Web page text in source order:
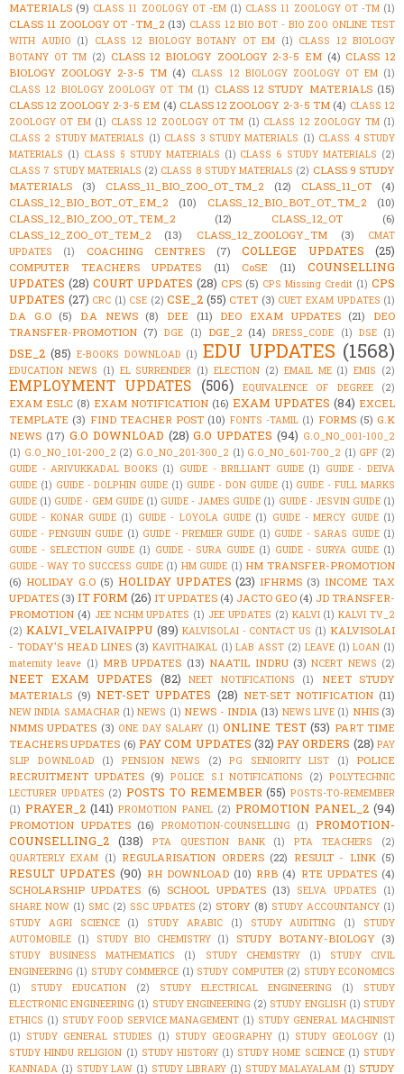
MATERIALS (9) CLASS 11 ZOOLOGY OT -EM (1) CLASS 11 ZOOLOGY OT -TM (1)
CLASS 11 ZOOLOGY OT -TM_2 (13) CLASS 12 BIO BOT - BIO ZOO ONLINE TEST
WITH AUDIO (1) CLASS 12 BIOLOGY BOTANY OT EM (1) CLASS 12 BIOLOGY
BOTANY OT TM (2) CLASS 12 BIOLOGY ZOOLOGY 2-3-5 EM (4) CLASS 12
BIOLOGY ZOOLOGY 2-3-5 TM (4) CLASS 12 BIOLOGY ZOOLOGY OT EM (1)
CLASS 12 BIOLOGY ZOOLOGY OT TM (1) CLASS 12 STUDY MATERIALS (15)
CLASS 12 ZOOLOGY 2-3-5 EM (4) CLASS 12 ZOOLOGY 2-3-5 TM (4) CLASS 12
ZOOLOGY OT EM (1) CLASS 12 ZOOLOGY OT TM (1) CLASS 12 ZOOLOGY TM (1)
CLASS 2 STUDY MATERIALS (1) CLASS 3 STUDY MATERIALS (1) CLASS 4 STUDY
MATERIALS (1) CLASS 5 STUDY MATERIALS (1) CLASS 6 STUDY MATERIALS (2)
CLASS 7 STUDY MATERIALS (2) CLASS 8 STUDY MATERIALS (2) CLASS 9 STUDY
MATERIALS
(3) CLASS_11_BIO_ZOO_OT_TM_2 (12) CLASS_11_OT
(4)
CLASS_12_BIO_BOT_OT_EM_2
(10) CLASS_12_BIO_BOT_OT_TM_2
(10)
CLASS_12_BIO_ZOO_OT_TEM_2
(12) CLASS_12_OT
(6)
CLASS_12_ZOO_OT_TEM_2
(13) CLASS_12_ZOOLOGY_TM (3)
CMAT
UPDATES
(1) COACHING CENTRES (7) COLLEGE UPDATES (25)
COMPUTER TEACHERS UPDATES (11) CoSE (11)
COUNSELLING
UPDATES (28) COURT UPDATES (28) CPS (5) CPS Missing Credit (1) CPS
UPDATES (27) CRC (1) CSE (2) CSE_2 (55) CTET (3) CUET EXAM UPDATES (1)
D.A G.O (5) D.A NEWS (8) DEE (11) DEO EXAM UPDATES (21)
DEO
TRANSFER-PROMOTION (7) DGE (1) DGE_2 (14) DRESS_CODE (1) DSE (1)
DSE_2 (85) E-BOOKS DOWNLOAD (1) EDU UPDATES (1568)
EDUCATION NEWS (1) EL SURRENDER (1) ELECTION (2) EMAIL ME (1) EMIS (2)
EMPLOYMENT UPDATES (506) EQUIVALENCE OF DEGREE (2)
EXAM ESLC (8) EXAM NOTIFICATION (16) EXAM UPDATES (84) EXCEL
TEMPLATE (3) FIND TEACHER POST (10) FONTS -TAMIL (1) FORMS (5) G.K
NEWS (17) G.O DOWNLOAD (28) G.O UPDATES (94) G.O_NO_001-100_2
(1) G.O_NO_101-200_2 (2) G.O_NO_201-300_2 (1) G.O_NO_601-700_2 (1) GPF (2)
GUIDE - ARIVUKKADAL BOOKS (1) GUIDE - BRILLIANT GUIDE (1) GUIDE - DEIVA
GUIDE (1) GUIDE - DOLPHIN GUIDE (1) GUIDE - DON GUIDE (1) GUIDE - FULL MARKS
GUIDE (1) GUIDE - GEM GUIDE (1) GUIDE - JAMES GUIDE (1) GUIDE - JESVIN GUIDE (1)
GUIDE - KONAR GUIDE (1) GUIDE - LOYOLA GUIDE (1) GUIDE - MERCY GUIDE (1)
GUIDE - PENGUIN GUIDE (1) GUIDE - PREMIER GUIDE (1) GUIDE - SARAS GUIDE (1)
GUIDE - SELECTION GUIDE (1) GUIDE - SURA GUIDE (1) GUIDE - SURYA GUIDE (1)
GUIDE - WAY TO SUCCESS GUIDE (1) HM GUIDE (1) HM TRANSFER-PROMOTION
(6) HOLIDAY G.O (5) HOLIDAY UPDATES (23) IFHRMS (3) INCOME TAX
UPDATES (3) IT FORM (26) IT UPDATES (4) JACTO GEO (4) JD TRANSFER-
PROMOTION (4) JEE NCHM UPDATES (1) JEE UPDATES (2) KALVI (1) KALVI TV_2
(2) KALVI_VELAIVAIPPU (89) KALVISOLAI - CONTACT US (1) KALVISOLAI
- TODAY'S HEAD LINES (3) KAVITHAIKAL (1) LAB ASST (2) LEAVE (1) LOAN (1)
maternity leave (1) MRB UPDATES (13) NAATIL INDRU (3) NCERT NEWS (2)
NEET EXAM UPDATES (82) NEET NOTIFICATIONS (1)
NEET STUDY
MATERIALS (9) NET-SET UPDATES (28) NET-SET NOTIFICATION (11)
NEW INDIA SAMACHAR (1) NEWS (1) NEWS - INDIA (13) NEWS LIVE (1) NHIS (3)
NMMS UPDATES (3) ONE DAY SALARY (1) ONLINE TEST (53) PART TIME
TEACHERS UPDATES (6) PAY COM UPDATES (32) PAY ORDERS (28) PAY
SLIP DOWNLOAD
(1) PENSION NEWS (2) PG SENIORITY LIST (1)
POLICE
RECRUITMENT UPDATES (9) POLICE S.I NOTIFICATIONS (2) POLYTECHNIC
LECTURER UPDATES (2) POSTS TO REMEMBER (55) POSTS-TO-REMEMBER
(1) PRAYER_2 (141) PROMOTION PANEL (2) PROMOTION PANEL_2 (94)
PROMOTION UPDATES (16) PROMOTION-COUNSELLING (1)
PROMOTION-
COUNSELLING_2 (138) PTA QUESTION BANK (1) PTA TEACHERS
(2)
QUARTERLY EXAM (1) REGULARISATION ORDERS (22) RESULT - LINK (5)
RESULT UPDATES (90) RH DOWNLOAD (10) RRB (4) RTE UPDATES (4)
SCHOLARSHIP UPDATES (6) SCHOOL UPDATES (13) SELVA UPDATES
(1)
SHARE NOW (1) SMC (2) SSC UPDATES (2) STORY (8) STUDY ACCOUNTANCY (1)
STUDY AGRI SCIENCE
(1) STUDY ARABIC (1) STUDY AUDITING (1)
STUDY
AUTOMOBILE (1) STUDY BIO CHEMISTRY (1) STUDY BOTANY-BIOLOGY (3)
STUDY BUSINESS MATHEMATICS (1) STUDY CHEMISTRY (1)
STUDY CIVIL
ENGINEERING (1) STUDY COMMERCE (1) STUDY COMPUTER (2) STUDY ECONOMICS
(1)
STUDY EDUCATION (2) STUDY ELECTRICAL ENGINEERING (1)
STUDY
ELECTRONIC ENGINEERING (1) STUDY ENGINEERING (2) STUDY ENGLISH (1) STUDY
ETHICS (1) STUDY FOOD SERVICE MANAGEMENT (1) STUDY GENERAL MACHINIST
(1) STUDY GENERAL STUDIES (1) STUDY GEOGRAPHY (1) STUDY GEOLOGY (1)
STUDY HINDU RELIGION (1) STUDY HISTORY (1) STUDY HOME SCIENCE (1) STUDY
KANNADA (1) STUDY LAW (1) STUDY LIBRARY (1) STUDY MALAYALAM (1) STUDY